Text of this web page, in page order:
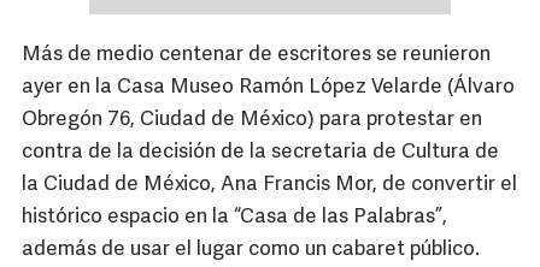
Más de medio centenar de escritores se reunieron
ayer en la Casa Museo Ramón López Velarde (Álvaro
Obregón 76, Ciudad de México) para protestar en
contra de la decisión de la secretaria de Cultura de
la Ciudad de México, Ana Francis Mor, de convertir el
histórico espacio en la “Casa de las Palabras”,
además de usar el lugar como un cabaret público.